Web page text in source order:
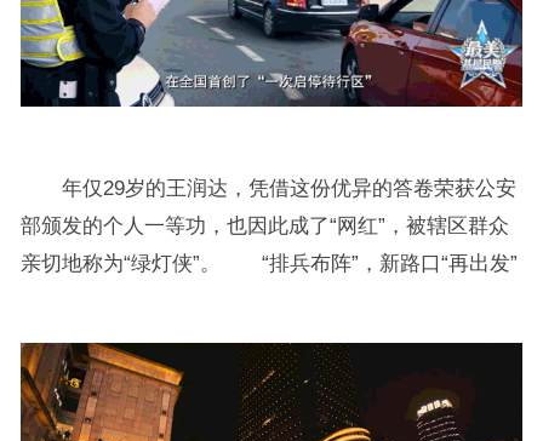
年仅29岁的王润达，凭借这份优异的答卷荣获公安
部颁发的个人一等功，也因此成了“网红”，被辖区群众
亲切地称为“绿灯侠”。 “排兵布阵”，新路口“再出发”